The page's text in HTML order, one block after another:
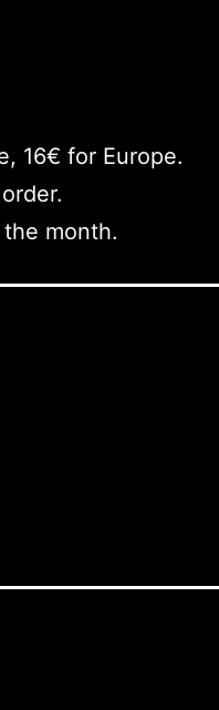
16€ for Europe.
month.